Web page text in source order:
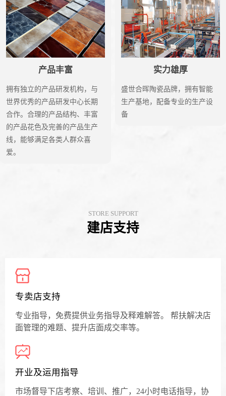
产品丰富
拥有独立的产品研发机构，与
世界优秀的产品研发中心长期
合作。合理的产品结构、丰富
的产品花色及完善的产品生产
线，能够满足各类人群众喜
爱。
实力雄厚
盛世合晖陶瓷品牌，拥有智能
生产基地，配备专业的生产设
备
STORE SUPPORT
建店支持
专卖店支持
专业指导，免费提供业务指导及释难解答。 帮扶解决店
面管理的难题、提升店面成交率等。
开业及运用指导
市场督导下店考察、培训、推广，24小时电话指导，协